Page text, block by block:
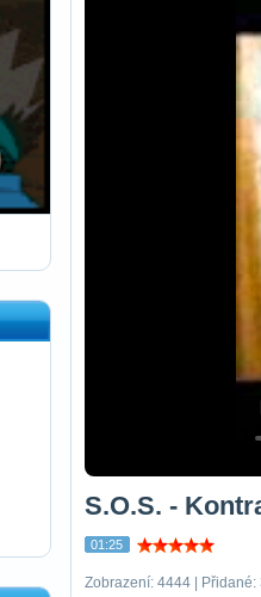
S.O.S. -
01:25
Zobrazení: 4444 |